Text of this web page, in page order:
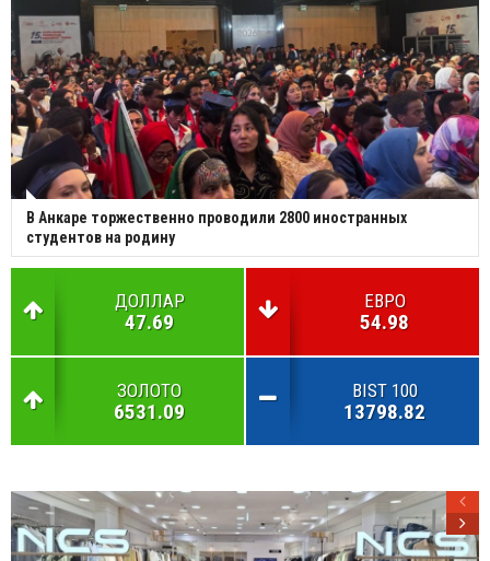
В Анкаре торжественно проводили 2800 иностранных
студентов на родину
ДОЛЛАР
47.69
ЕВРО
54.98
ЗОЛОТО
6531.09
BIST 100
13798.82